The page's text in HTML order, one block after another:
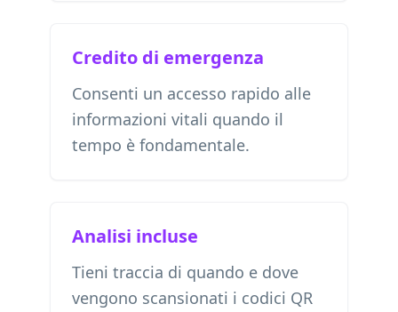
Credito di emergenza
Consenti un accesso rapido alle
informazioni vitali quando il
tempo è fondamentale.
Analisi incluse
Tieni traccia di quando e dove
vengono scansionati i codici QR